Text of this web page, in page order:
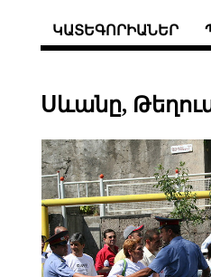
ԿԱՏԵԳՈՐԻԱՆԵՐ
Սևանը,